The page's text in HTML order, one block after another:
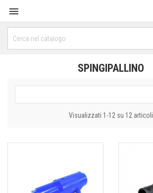

SPINGIPALLINO
Visualizzati 1-12 su 12 articoli